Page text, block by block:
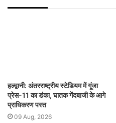
हल्द्वानी: अंतरराष्ट्रीय स्टेडियम में गूंजा
प्रेस-11 का डंका, घातक गेंदबाजी के आगे
प्राधिकरण पस्त
09 Aug, 2026